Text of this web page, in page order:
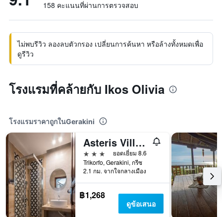
158 คะแนนที่ผ่านการตรวจสอบ
ไม่พบรีวิว ลองลบตัวกรอง เปลี่ยนการค้นหา หรือล้างทั้งหมดเพื่อ
ดูรีวิว
โรงแรมที่คล้ายกับ Ikos Olivia
โรงแรมราคาถูกในGerakini
Asteris Village
3 ดาว
ยอดเยี่ยม 8.6
Trikorfo, Gerakini, กรีซ
2.1 กม. จากใจกลางเมือง
฿1,268
ดูข้อเสนอ